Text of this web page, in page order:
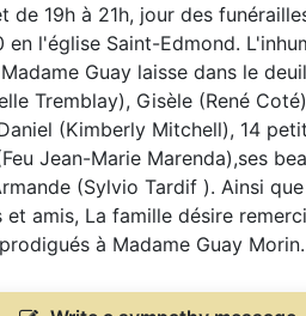
de 19h à 21h, jour des
l'église Saint-Edmond.
Guay laisse dans le
Tremblay), Gisèle (René
(Kimberly Mitchell), 14
Jean-Marie Marenda),ses
(Sylvio Tardif ). Ainsi
amis, La famille désire
à Madame Guay Morin.